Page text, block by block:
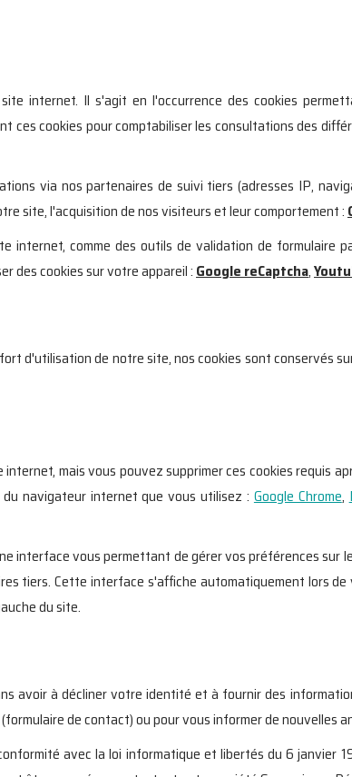
internet. Il s'agit en l'occurrence des cookies
cookies pour comptabiliser les consultations des
via nos partenaires de suivi tiers (adresses IP,
site, l'acquisition de nos visiteurs et leur comportement :
comme des outils de validation de formulaire
des cookies sur votre appareil :Google reCaptcha,
d'utilisation de notre site, nos cookies sont conservés
mais vous pouvez supprimer ces cookies requis
navigateur internet que vous utilisez :Google Chrome,
interface vous permettant de gérer vos préférences sur
tiers. Cette interface s'affiche automatiquement lors
du site.
avoir à décliner votre identité et à fournir des
de contact) ou pour vous informer de nouvelles
avec la loi informatique et libertés du 6 janvier